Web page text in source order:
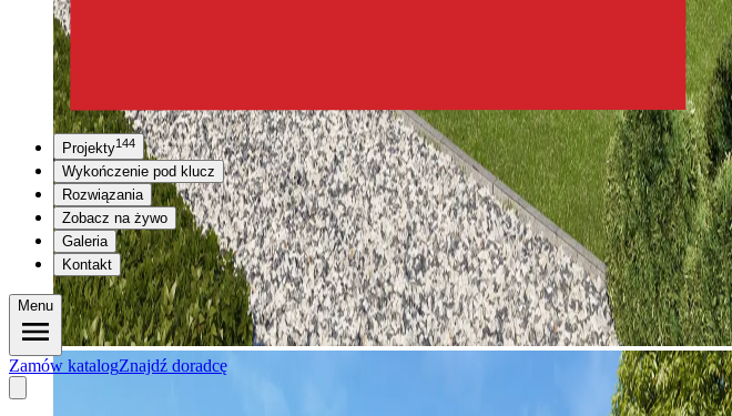
Projekty144
Wykończenie pod klucz
Rozwiązania
Zobacz na żywo
Galeria
Kontakt
Menu
Zamów katalogZnajdź doradcę